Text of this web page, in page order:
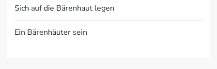
Sich auf die Bärenhaut legen
Ein Bärenhäuter sein